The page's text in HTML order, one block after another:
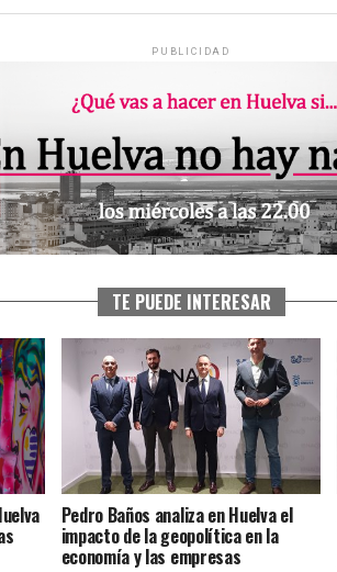
PUBLICIDAD
TE PUEDE INTERESAR
Pedro Baños analiza en Huelva el
impacto de la geopolítica en la
economía y las empresas